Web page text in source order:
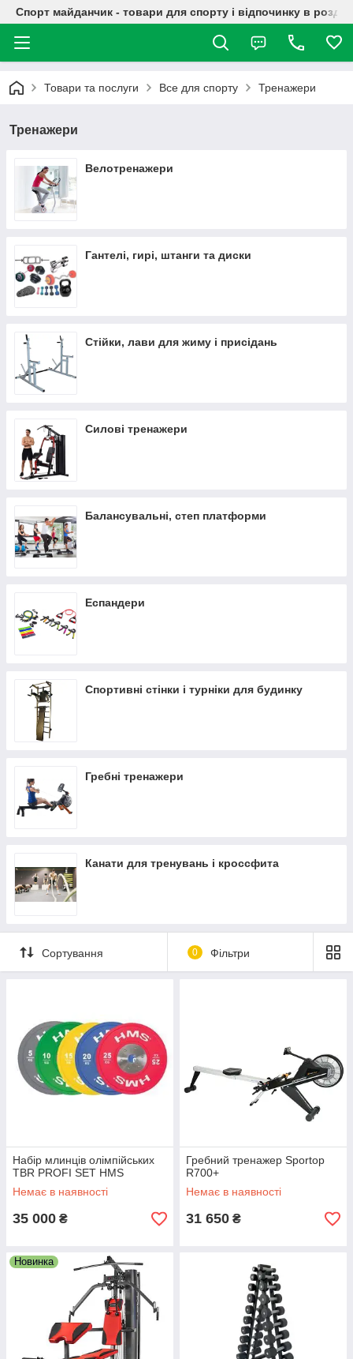
Спорт майданчик - товари для спорту і відпочинку в
Товари та послуги Все для спорту Тренажери
Тренажери
Велотренажери
Гантелі, гирі, штанги та диски
Стійки, лави для жиму і присідань
Силові тренажери
Балансувальні, степ платформи
Еспандери
Спортивні стінки і турніки для будинку
Гребні тренажери
Канати для тренувань і кроссфита
Сортування 0 Фільтри
Набір млинців олімпійських
TBR PROFI SET HMS
Немає в наявності
35 000 ₴
Гребний тренажер Sportop
R700+
Немає в наявності
31 650 ₴
Новинка